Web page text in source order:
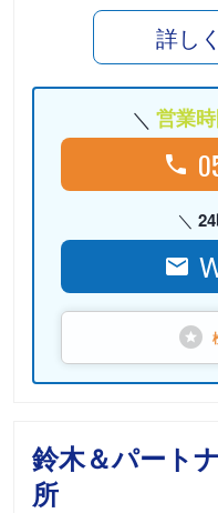
詳し
営業
鈴木＆パート
所